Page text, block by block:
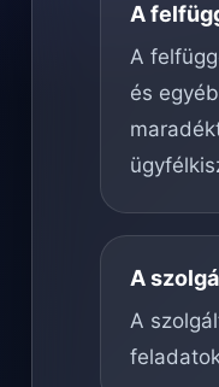
A
A
és
A
A